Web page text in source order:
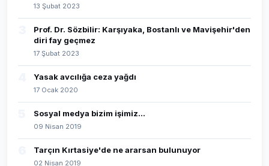
13 Şubat 2023
Prof. Dr. Sözbilir: Karşıyaka, Bostanlı ve Mavişehir'den
diri fay geçmez
17 Şubat 2023
Yasak avcılığa ceza yağdı
17 Ocak 2020
Sosyal medya bizim işimiz...
09 Nisan 2019
Tarçın Kırtasiye'de ne ararsan bulunuyor
02 Nisan 2019